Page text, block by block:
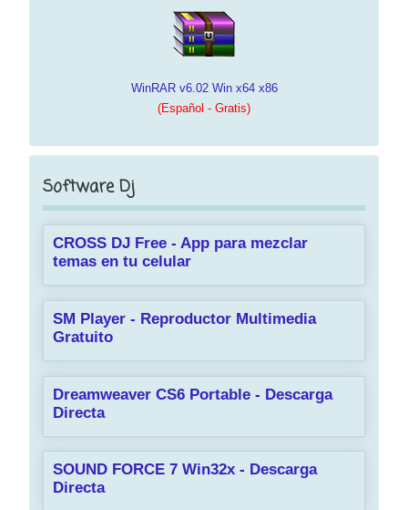
WinRAR v6.02 Win x64 x86
(Español - Gratis)
Software Dj
CROSS DJ Free - App para mezclar
temas en tu celular
SM Player - Reproductor Multimedia
Gratuito
Dreamweaver CS6 Portable - Descarga
Directa
SOUND FORCE 7 Win32x - Descarga
Directa